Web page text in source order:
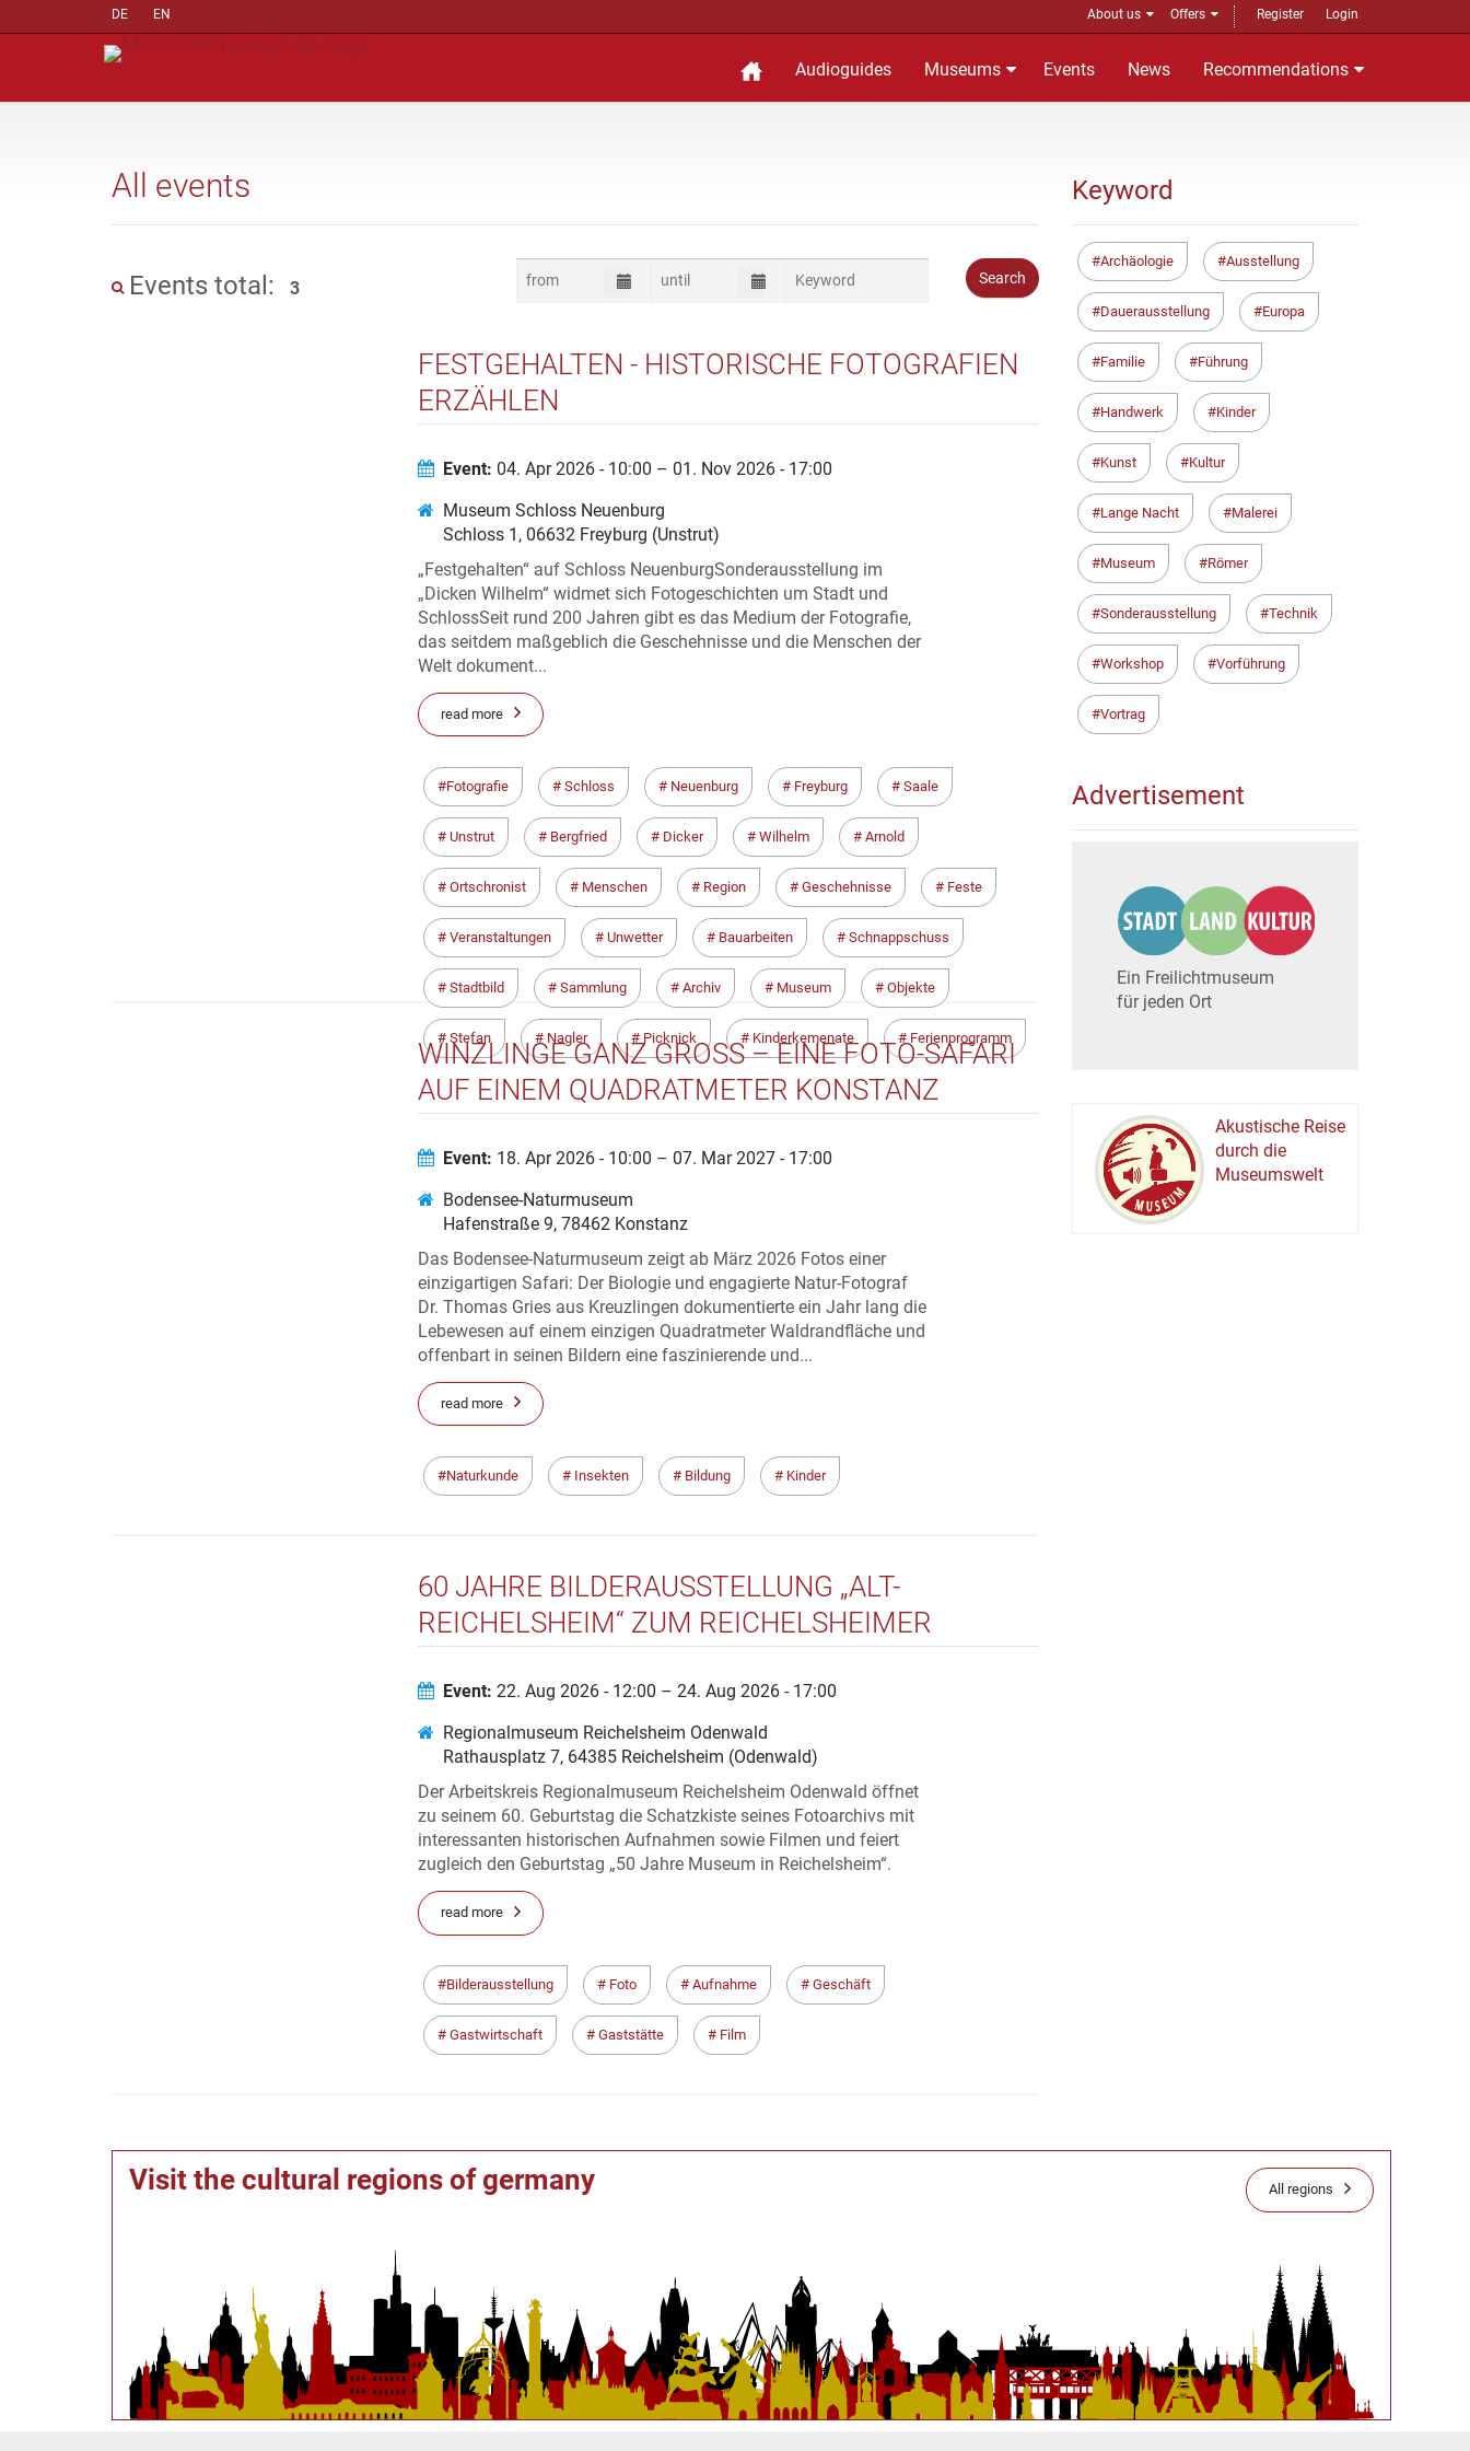
DE EN About us Offers Register Login
Audioguides Museums Events News Recommendations
All events
Events total: 3
FESTGEHALTEN - HISTORISCHE FOTOGRAFIEN
ERZÄHLEN
Event: 04. Apr 2026 - 10:00 – 01. Nov 2026 - 17:00
Museum Schloss Neuenburg
Schloss 1, 06632 Freyburg (Unstrut)
„Festgehalten“ auf Schloss NeuenburgSonderausstellung im
„Dicken Wilhelm“ widmet sich Fotogeschichten um Stadt und
SchlossSeit rund 200 Jahren gibt es das Medium der Fotografie,
das seitdem maßgeblich die Geschehnisse und die Menschen der
Welt dokument...
read more
Fotografie Schloss Neuenburg Freyburg Saale
Unstrut Bergfried Dicker Wilhelm Arnold
Ortschronist Menschen Region Geschehnisse Feste
Veranstaltungen Unwetter Bauarbeiten Schnappschuss
Stadtbild Sammlung Archiv Museum Objekte
Stefan Nagler Picknick Kinderkemenate Ferienprogramm
WINZLINGE GANZ GROSS – EINE FOTO-SAFARI A
UF EINEM QUADRATMETER KONSTANZ
Event: 18. Apr 2026 - 10:00 – 07. Mar 2027 - 17:00
Bodensee-Naturmuseum
Hafenstraße 9, 78462 Konstanz
Das Bodensee-Naturmuseum zeigt ab März 2026 Fotos einer
einzigartigen Safari: Der Biologie und engagierte Natur-Fotograf
Dr. Thomas Gries aus Kreuzlingen dokumentierte ein Jahr lang die
Lebewesen auf einem einzigen Quadratmeter Waldrandfläche und
offenbart in seinen Bildern eine faszinierende und...
read more
Naturkunde Insekten Bildung Kinder
60 JAHRE BILDERAUSSTELLUNG „ALT-
REICHELSHEIM“ ZUM REICHELSHEIMER
Event: 22. Aug 2026 - 12:00 – 24. Aug 2026 - 17:00
Regionalmuseum Reichelsheim Odenwald
Rathausplatz 7, 64385 Reichelsheim (Odenwald)
Der Arbeitskreis Regionalmuseum Reichelsheim Odenwald öffnet
zu seinem 60. Geburtstag die Schatzkiste seines Fotoarchivs mit
interessanten historischen Aufnahmen sowie Filmen und feiert
zugleich den Geburtstag „50 Jahre Museum in Reichelsheim“.
read more
Bilderausstellung Foto Aufnahme Geschäft
Gastwirtschaft Gaststätte Film
Visit the cultural regions of germany All regions
Keyword
Archäologie Ausstellung
Dauerausstellung Europa
Familie Führung
Handwerk Kinder
Kunst Kultur
Lange Nacht Malerei
Museum Römer
Sonderausstellung Technik
Workshop Vorführung
Vortrag
Advertisement
Ein Freilichtmuseum
für jeden Ort
MUSEUM
Akustische Reise
durch die
Museumswelt